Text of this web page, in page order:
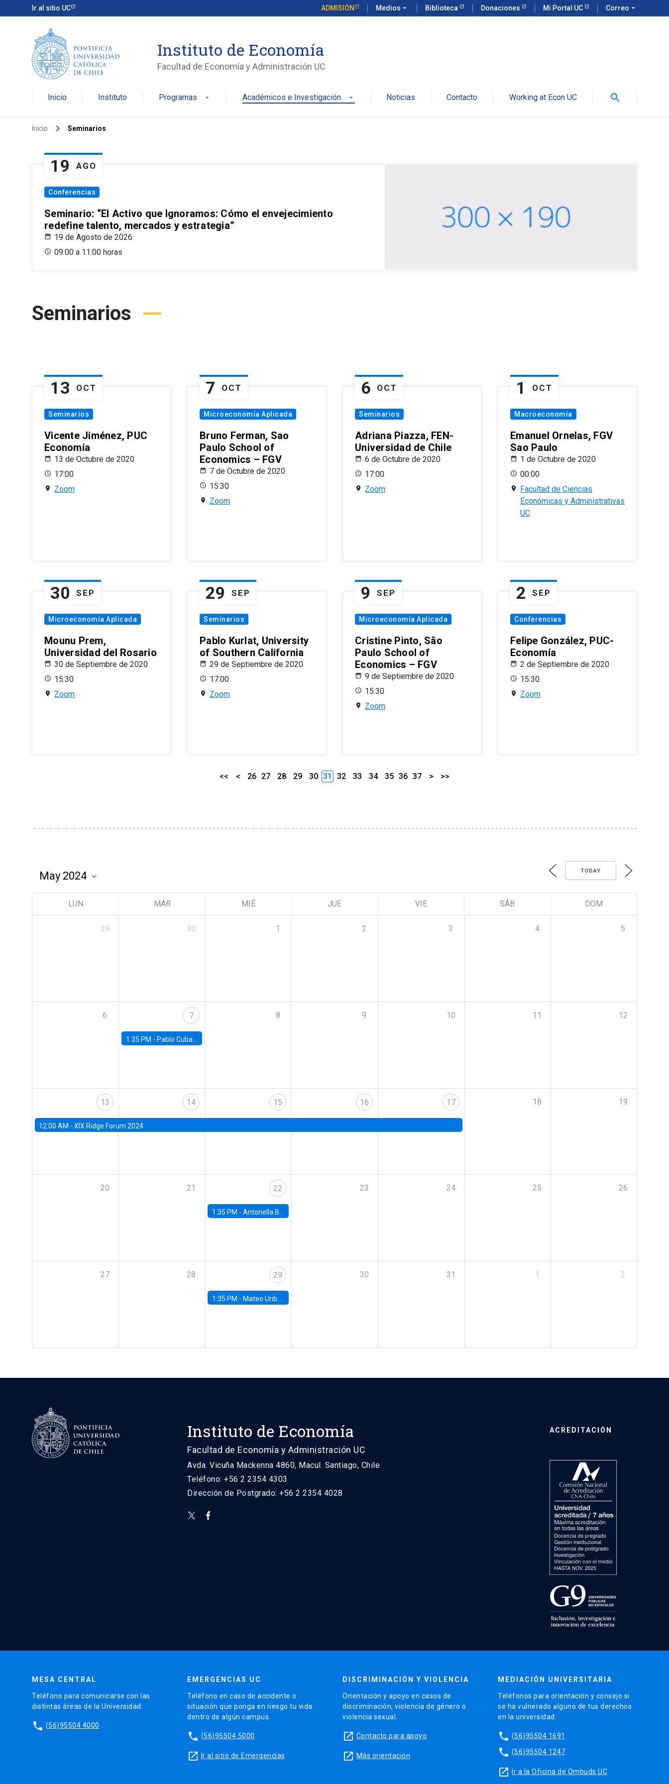
Ir al sitio UC ADMISIÓN Medios arrow_drop_down Biblioteca Donaciones Mi Portal UC Correo arrow_drop_down
Instituto de Economía
Facultad de Economía y Administración UC
Inicio Instituto Programas arrow_drop_down Académicos e Investigación arrow_drop_down Noticias Contacto Working at Econ UC search
Inicio keyboard_arrow_right Seminarios
19 AGO
Conferencias
Seminario: “El Activo que Ignoramos: Cómo el envejecimiento
redefine talento, mercados y estrategia”
19 de Agosto de 2026
09:00 a 11:00 horas
Seminarios
13 OCT
Seminarios
Vicente Jiménez, PUC
Economía
13 de Octubre de 2020
17:00
Zoom
7 OCT
Microeconomía Aplicada
Bruno Ferman, Sao
Paulo School of
Economics – FGV
7 de Octubre de 2020
15:30
Zoom
6 OCT
Seminarios
Adriana Piazza, FEN-
Universidad de Chile
6 de Octubre de 2020
17:00
Zoom
1 OCT
Macroeconomía
Emanuel Ornelas, FGV
Sao Paulo
1 de Octubre de 2020
00:00
Facultad de Ciencias
Económicas y Administrativas
UC
30 SEP
Microeconomía Aplicada
Mounu Prem,
Universidad del Rosario
30 de Septiembre de 2020
15:30
Zoom
29 SEP
Seminarios
Pablo Kurlat, University
of Southern California
29 de Septiembre de 2020
17:00
Zoom
9 SEP
Microeconomía Aplicada
Cristine Pinto, São
Paulo School of
Economics – FGV
9 de Septiembre de 2020
15:30
Zoom
2 SEP
Conferencias
Felipe González, PUC-
Economía
2 de Septiembre de 2020
15:30
Zoom
<< < 26 27 28 29 30 31 32 33 34 35 36 37 > >>
TODAY
LUN MAR MIÉ JUE VIE SÁB DOM
29 30 1 2 3 4 5
6 7
1:35 PM - Pablo Cuba, FED Board
8 9 10 11 12
13
12:00 AM - XIX Ridge Forum 2024
14 15 16 17 18 19
20 21 22
1:35 PM -Antonella Bancalari, Institute for Fiscal Studies (IFS) and Research Associate at University College London (UCL)
23 24 25 26
27 28 29
1:35 PM - Mateo Uribe-Castro, Universidad de los Andes (Colombia)
30 31 1 2
Instituto de Economía
Facultad de Economía y Administración UC
Avda. Vicuña Mackenna 4860, Macul. Santiago, Chile
Teléfono: +56 2 2354 4303
Dirección de Postgrado: +56 2 2354 4028
ACREDITACIÓN
MESA CENTRAL
Teléfono para comunicarse con las
distintas áreas de la Universidad.
phone (56)95504 4000
EMERGENCIAS UC
Teléfono en caso de accidente o
situación que ponga en riesgo tu vida
dentro de algún campus.
phone (56)95504 5000
launch Ir al sitio de Emergencias
DISCRIMINACIÓN Y VIOLENCIA
Orientación y apoyo en casos de
discriminación, violencia de género o
violencia sexual.
launch Contacto para apoyo
launch Más orientación
MEDIACIÓN UNIVERSITARIA
Teléfonos para orientación y consejo si
se ha vulnerado alguno de tus derechos
en la universidad.
phone (56)95504 1691
phone (56)95504 1247
launch Ir a la Oficina de Ombuds UC